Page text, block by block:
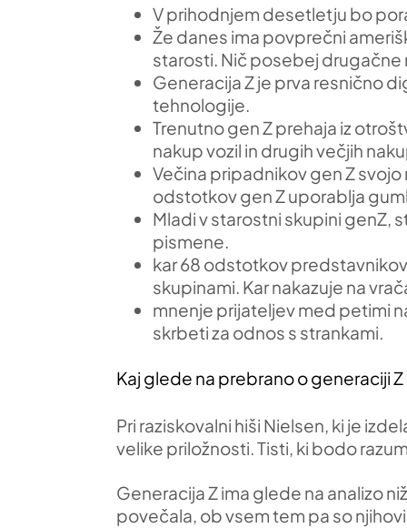
V prihodnjem desetletju bo
Že danes ima povprečni
starosti. Nič posebej drugačne
Generacija Z je prva resnično
tehnologije.
Trenutno gen Z prehaja iz
nakup vozil in drugih večjih
Večina pripadnikov gen Z
odstotkov gen Z uporablja
Mladi v starostni skupini genZ,
pismene.
kar 68 odstotkov
skupinami. Kar nakazuje na
mnenje prijateljev med petimi
skrbeti za odnos s strankami.
Kaj glede na prebrano o generaciji
Pri raziskovalni hiši Nielsen, ki je
velike priložnosti. Tisti, ki bodo
Generacija Z ima glede na analizo
povečala, ob vsem tem pa so